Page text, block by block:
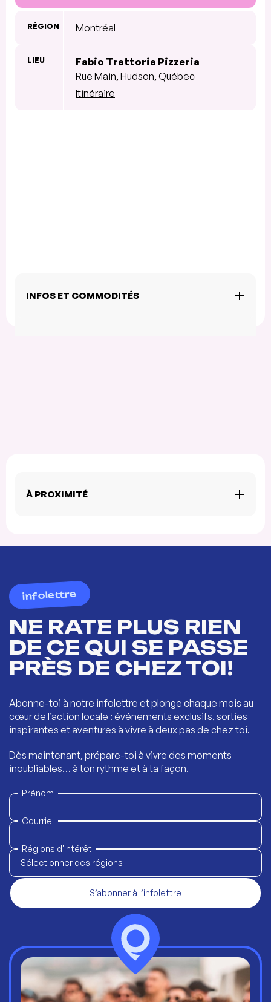
RÉGION Montréal
LIEU
Fabio Trattoria Pizzeria
Rue Main, Hudson, Québec
Itinéraire
INFOS ET COMMODITÉS
À PROXIMITÉ
infolettre
NE RATE PLUS RIEN
DE CE QUI SE PASSE
PRÈS DE CHEZ TOI!
Abonne-toi à notre infolettre et plonge chaque mois au
cœur de l’action locale : événements exclusifs, sorties
inspirantes et aventures à vivre à deux pas de chez toi.
Dès maintenant, prépare-toi à vivre des moments
inoubliables… à ton rythme et à ta façon.
Prénom
Courriel
Régions d'intérêt
Sélectionner des régions
S’abonner à l’infolettre